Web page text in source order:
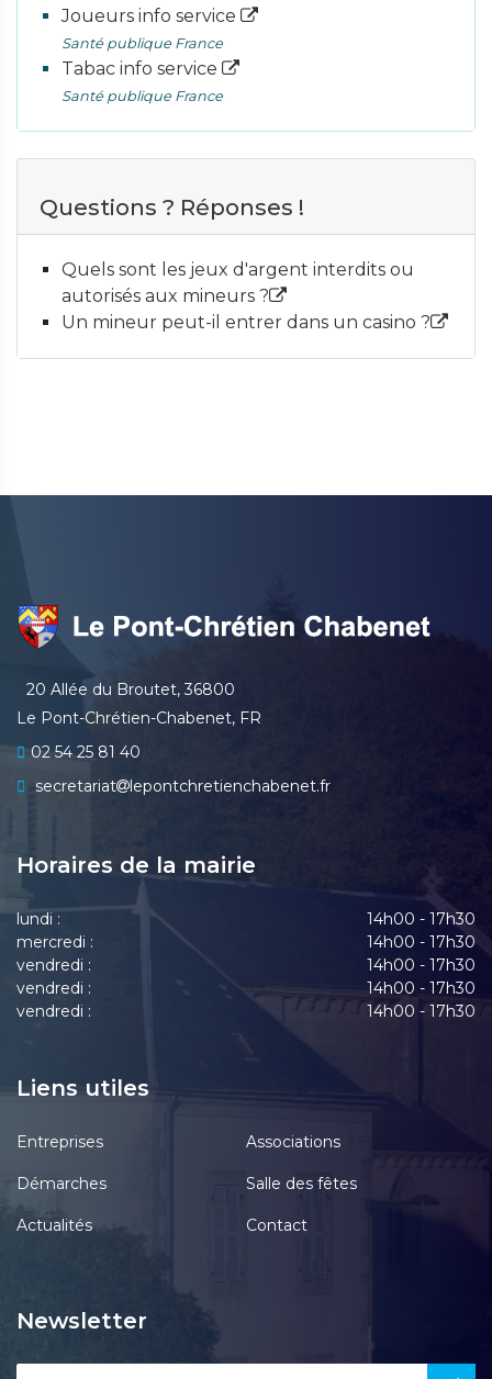
Joueurs info service
Santé publique France
Tabac info service
Santé publique France
Questions ? Réponses !
Quels sont les jeux d'argent interdits ou
autorisés aux mineurs ?
Un mineur peut-il entrer dans un casino ?
20 Allée du Broutet, 36800
Le Pont-Chrétien-Chabenet, FR
02 54 25 81 40
secretariat
lepontchretienchabenet.fr
Horaires de la mairie
lundi :
14h00 - 17h30
mercredi :
14h00 - 17h30
vendredi :
14h00 - 17h30
vendredi :
14h00 - 17h30
vendredi :
14h00 - 17h30
Liens utiles
Entreprises Associations
Démarches Salle des fêtes
Actualités Contact
Newsletter